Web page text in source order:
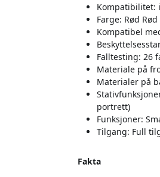
Kompatibilitet:
Farge: Rød Rød
Kompatibel
Falltesting: 26
Materiale på
Materialer på
portrett)
Funksjoner:
Tilgang: Full
Fakta